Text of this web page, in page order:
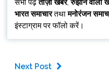
सभी पढ़ेंताज़ा खबर,रुझान वाली
भारत समाचारतथामनोरंजन
इंस्टाग्राम पर फॉलो करें।
Next Post